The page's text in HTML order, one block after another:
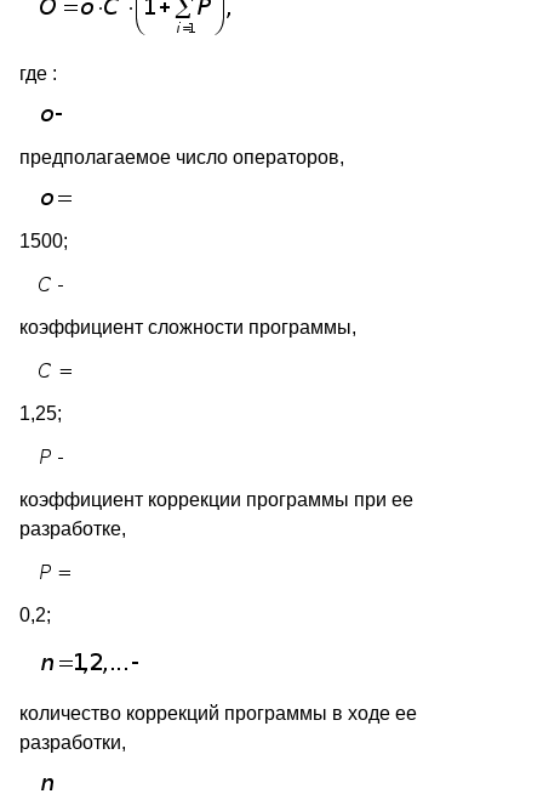
где :
предполагаемое число операторов,
1500;
коэффициент сложности программы,
1,25;
коэффициент коррекции программы при ее
разработке,
0,2;
количество коррекций программы в ходе ее
разработки,